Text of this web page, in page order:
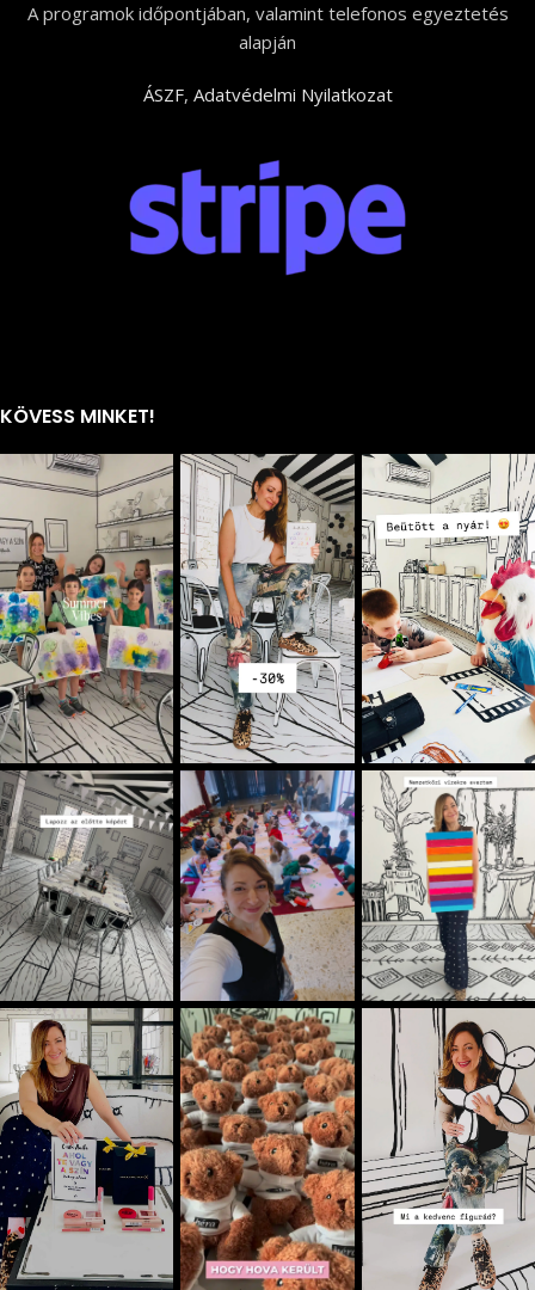
A programok időpontjában, valamint telefonos egyeztetés
alapján
ÁSZF, Adatvédelmi Nyilatkozat
KÖVESS MINKET!